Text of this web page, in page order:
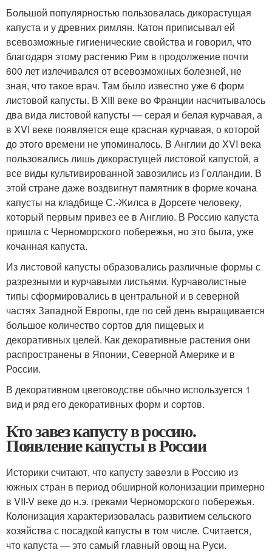
Большой популярностью пользовалась дикорастущая
капуста и у древних римлян. Катон приписывал ей
всевозможные гигиенические свойства и говорил, что
благодаря этому растению Рим в продолжение почти
600 лет излечивался от всевозможных болезней, не
зная, что такое врач. Там было известно уже 6 форм
листовой капусты. В XIII веке во Франции насчитывалось
два вида листовой капусты — серая и белая курчавая, а
в XVI веке появляется еще красная курчавая, о которой
до этого времени не упоминалось. В Англии до XVI века
пользовались лишь дикорастущей листовой капустой, а
все виды культивированной завозились из Голландии. В
этой стране даже воздвигнут памятник в форме кочана
капусты на кладбище С.-Жилса в Дорсете человеку,
который первым привез ее в Англию. В Россию капуста
пришла с Черноморского побережья, но это была, уже
кочанная капуста.
Из листовой капусты образовались различные формы с
разрезными и курчавыми листьями. Курчаволистные
типы сформировались в центральной и в северной
частях Западной Европы, где по сей день выращивается
большое количество сортов для пищевых и
декоративных целей. Как декоративные растения они
распространены в Японии, Северной Америке и в
России.
В декоративном цветоводстве обычно используется 1
вид и ряд его декоративных форм и сортов.
Кто завез капусту в россию.
Появление капусты в России
Историки считают, что капусту завезли в Россию из
южных стран в период обширной колонизации примерно
в VII-V веке до н.э. греками Черноморского побережья.
Колонизация характеризовалась развитием сельского
хозяйства с посадкой капусты в том числе. Считается,
что капуста — это самый главный овощ на Руси.